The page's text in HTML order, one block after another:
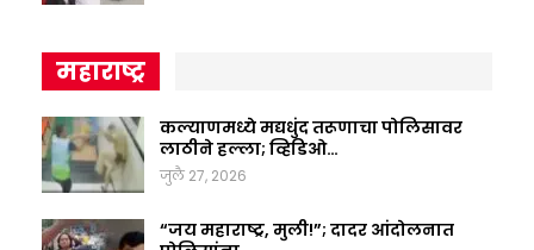
महाराष्ट्र
कल्याणमध्ये मद्यधुंद तरूणाचा पोलिसावर
लाठीने हल्ला; व्हिडिओ…
जुलै 27, 2026
“जय महाराष्ट्र, मुली!”; दादर आंदोलनात